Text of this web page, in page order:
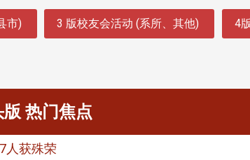
市) 3 版校友会活动 (系所、其他) 4
版 热门焦点
人获殊荣